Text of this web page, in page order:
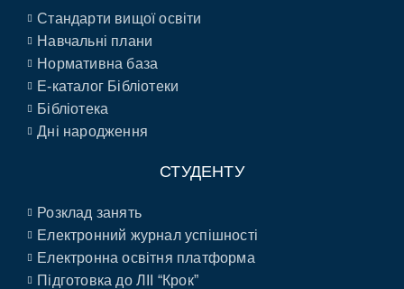
Стандарти вищої освіти
Навчальні плани
Нормативна база
E-каталог Бібліотеки
Бібліотека
Дні народження
СТУДЕНТУ
Розклад занять
Електронний журнал успішності
Електронна освітня платформа
Підготовка до ЛІІ “Крок”